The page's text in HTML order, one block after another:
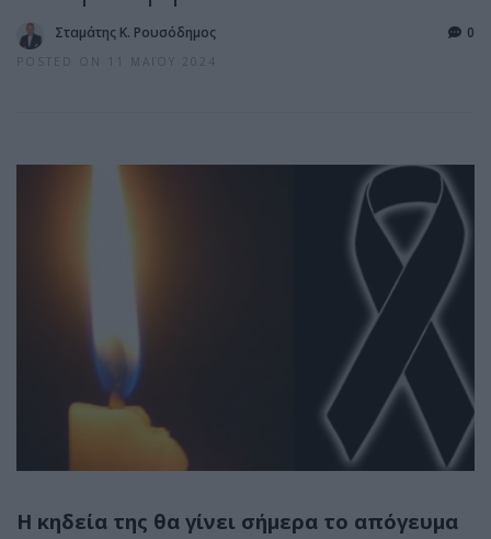
Σταμάτης Κ. Ρουσόδημος
POSTED ON 11 ΜΑΪ́ΟΥ 2024
0
Η κηδεία της θα γίνει σήμερα το απόγευμα